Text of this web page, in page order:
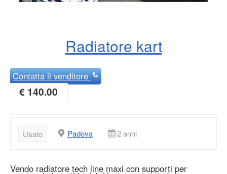
Radiatore kart
Contattail venditore
€ 140.00
Usato Padova 2 anni
Vendo radiatore tech line maxi con supporti per